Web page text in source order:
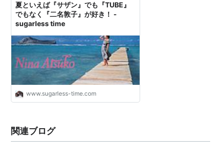
夏といえば『サザン』でも『TUBE』
でもなく『二名敦子』が好き！ -
sugarless time
www.sugarless-time.com
関連ブログ